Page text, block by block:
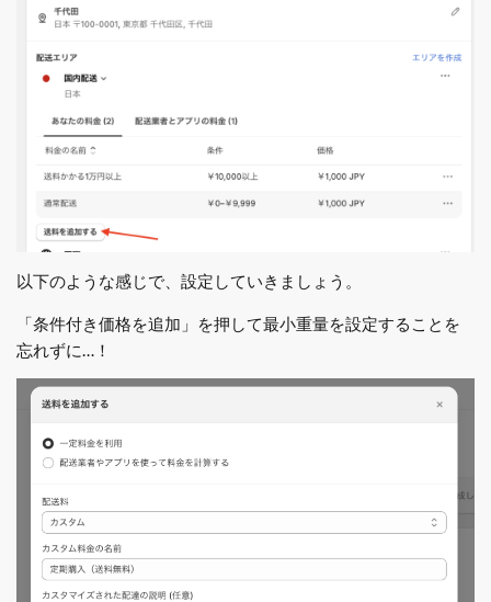
以下のような感じで、設定していきましょう。
「条件付き価格を追加」を押して最小重量を設定することを
忘れずに…！